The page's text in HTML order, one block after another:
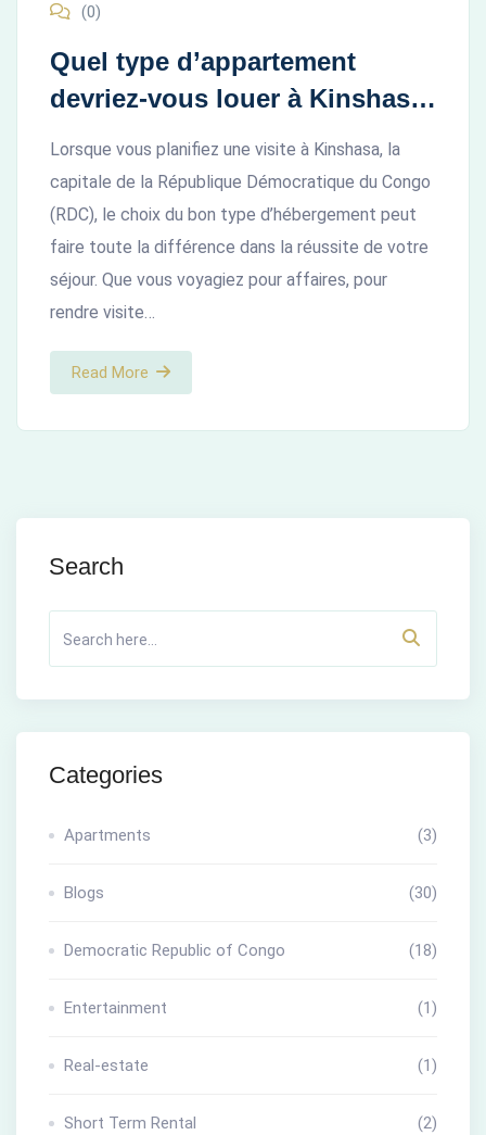
Kinshasa”
(0)
Quel type d’appartement
devriez-vous louer à Kinshasa
? Studio, T1 ou plus ?
Lorsque vous planifiez une visite à Kinshasa, la
capitale de la République Démocratique du Congo
(RDC), le choix du bon type d’hébergement peut
faire toute la différence dans la réussite de votre
séjour. Que vous voyagiez pour affaires, pour
rendre visite…
Read More
Search
Categories
Apartments (3)
Blogs (30)
Democratic Republic of Congo (18)
Entertainment (1)
Real-estate (1)
Short Term Rental (2)